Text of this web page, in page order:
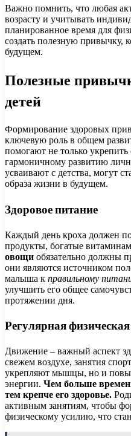
Важно помнить, что любая
возрасту и учитывать
планированное время для
создать полезную привычку,
будущем.
Полезные
детей
Формирование здоровых
ключевую роль в общем
помогают не только
гармоничному развитию
усваивают с детства, могут
образа жизни в будущем.
Здоровое питание
Каждый день кроха должен
продукты, богатые
овощи обязательно должны
они являются источником
малыша к правильному
улучшить его общее
протяжении дня.
Регулярная
Движение – важный аспект
свежем воздухе, занятия
укрепляют мышцы, но и
энергии. Чем больше
тем крепче его здоровье.
активным занятиям, чтобы
физическому усилию, что